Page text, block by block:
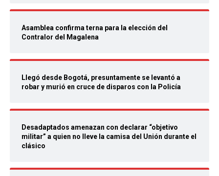
Asamblea confirma terna para la elección del
Contralor del Magalena
Llegó desde Bogotá, presuntamente se levantó a
robar y murió en cruce de disparos con la Policía
Desadaptados amenazan con declarar “objetivo
militar” a quien no lleve la camisa del Unión durante el
clásico